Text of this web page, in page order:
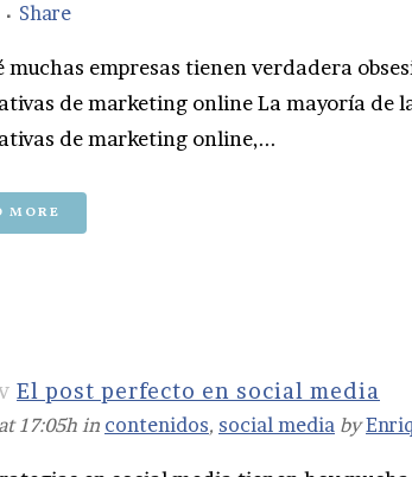
Share
muchas empresas tienen verdadera
de marketing online La mayoría de
de marketing online,...
MORE
El post perfecto en social media
17:05h in contenidos, social media by